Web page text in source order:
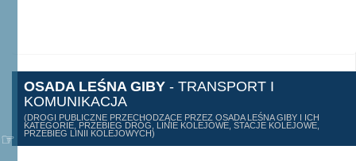
OSADA LEŚNA GIBY - TRANSPORT I
KOMUNIKACJA
(DROGI PUBLICZNE PRZECHODZĄCE PRZEZ OSADA LEŚNA GIBY I ICH
KATEGORIE, PRZEBIEG DRÓG, LINIE KOLEJOWE, STACJE KOLEJOWE,
PRZEBIEG LINII KOLEJOWYCH)